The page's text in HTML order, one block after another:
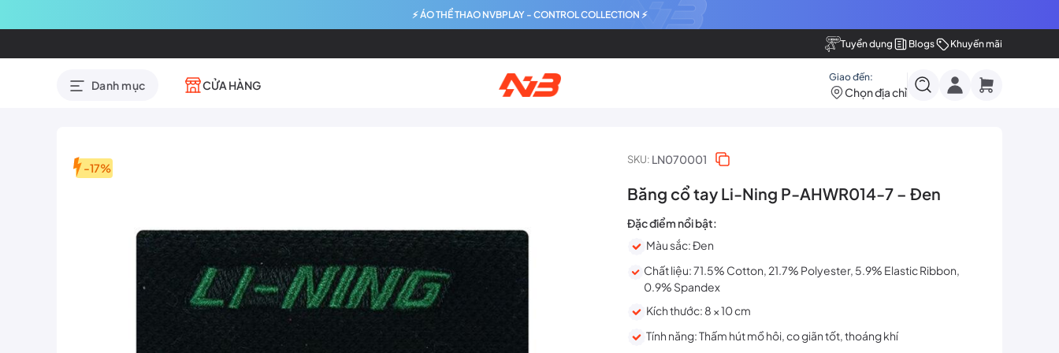
Tuyển dụng Blogs Khuyến mãi
Danh mục CỬA HÀNG
Giao đến:
Chọn địa chỉ
⚡ ÁO THỂ THAO NVBPLAY - CONTROL COLLECTION ⚡
-17%
SKU: LN070001
Băng cổ tay Li-Ning P-AHWR014-7 – Đen
Đặc điểm nổi bật:
Màu sắc: Đen
Chất liệu: 71.5% Cotton, 21.7% Polyester, 5.9% Elastic Ribbon,
0.9% Spandex
Kích thước: 8 × 10 cm
Tính năng: Thấm hút mồ hôi, co giãn tốt, thoáng khí